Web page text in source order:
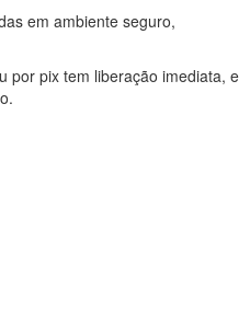
em ambiente seguro,
por pix tem liberação imediata, e